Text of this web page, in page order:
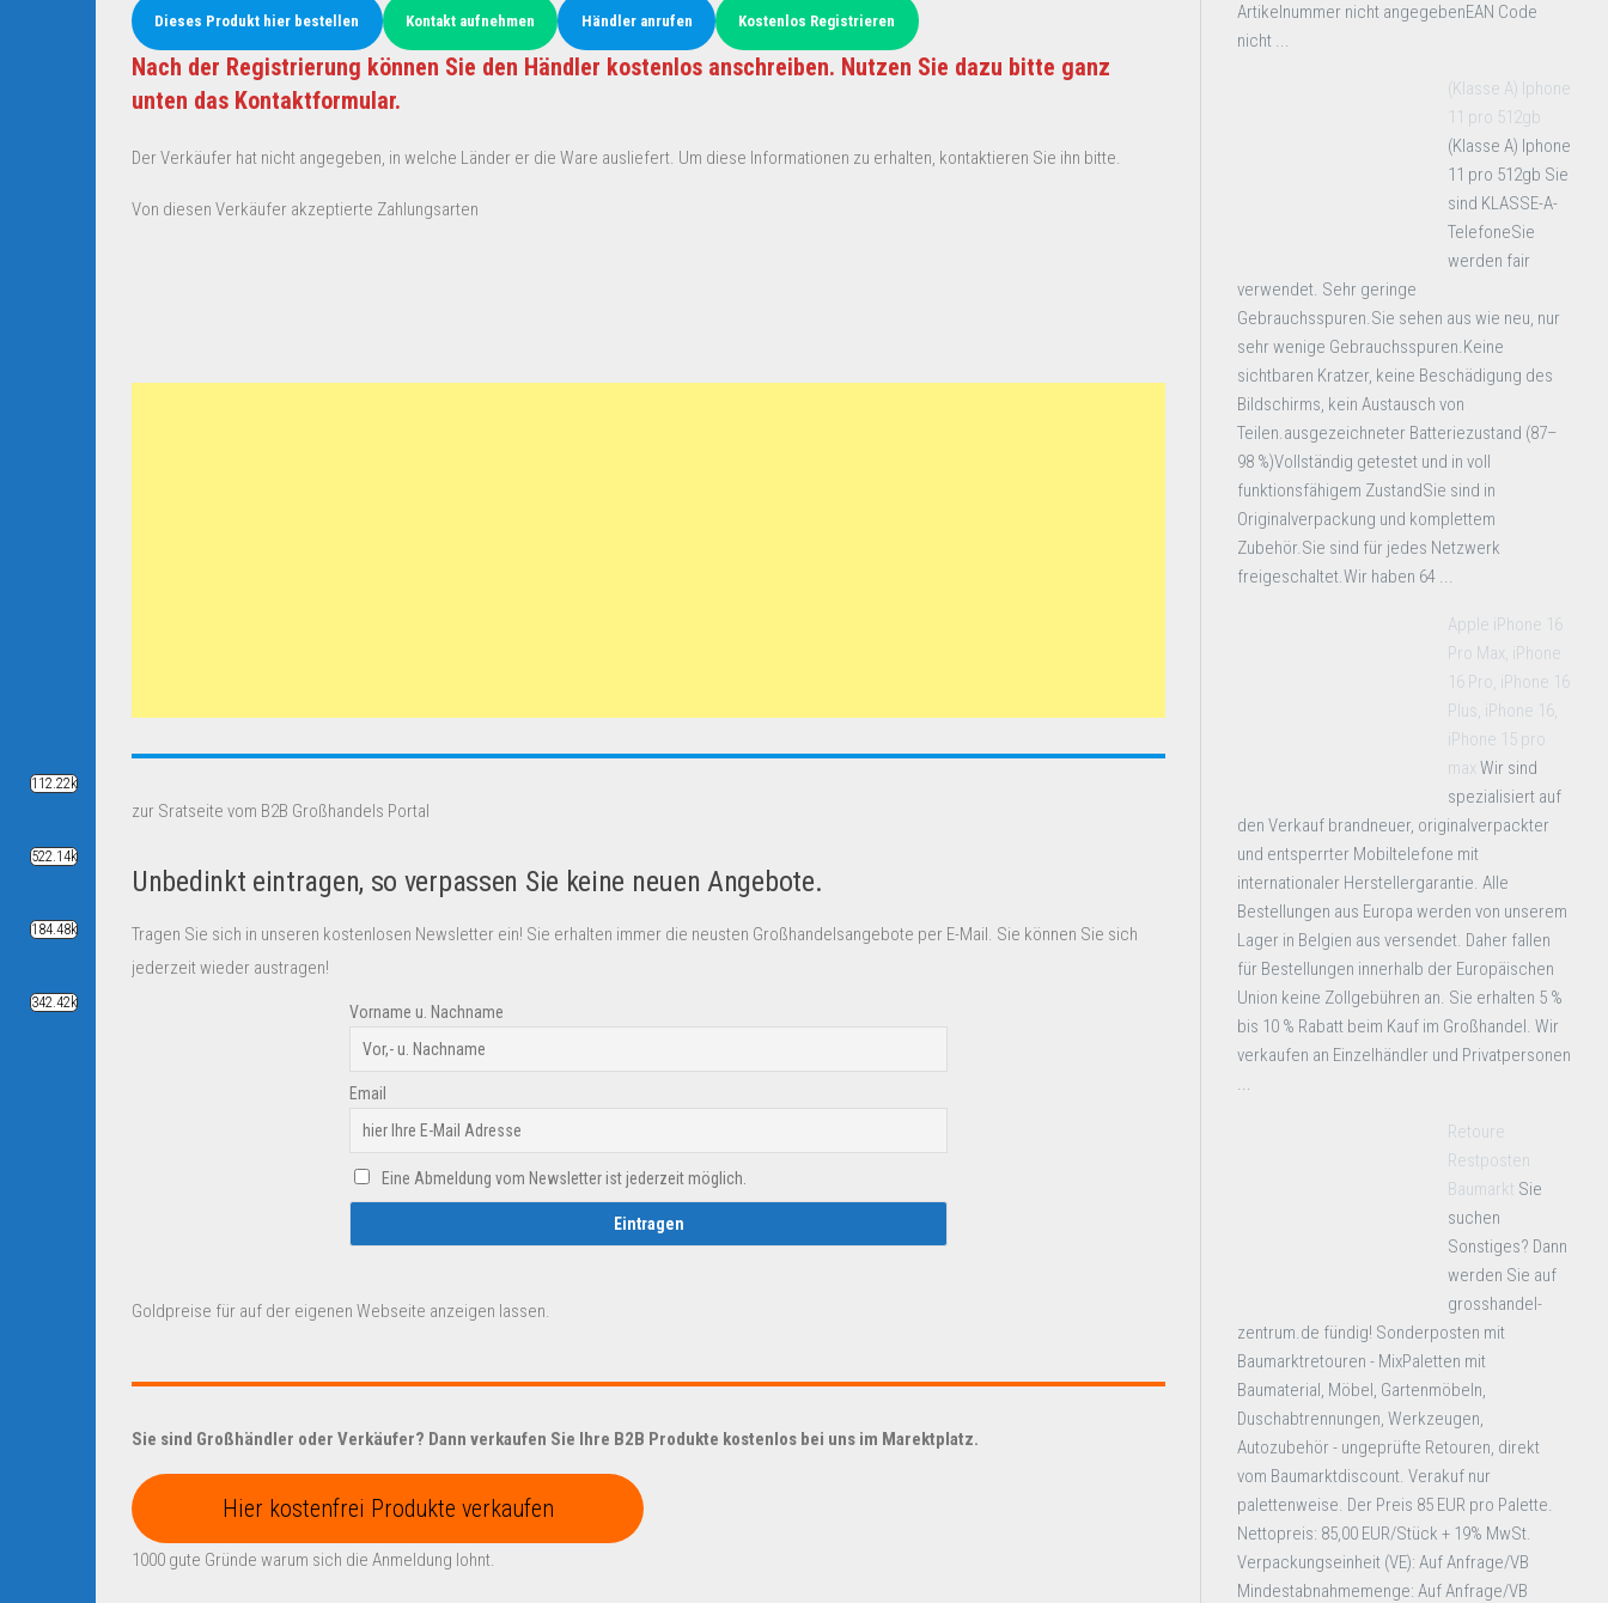
Dieses Produkt hier bestellen Kontakt aufnehmen Händler anrufen Kostenlos Registrieren
Nach der Registrierung können Sie den Händler kostenlos anschreiben. Nutzen Sie dazu bitte ganz
unten das Kontaktformular.
Der Verkäufer hat nicht angegeben, in welche Länder er die Ware ausliefert. Um diese Informationen zu erhalten, kontaktieren Sie ihn bitte.
Von diesen Verkäufer akzeptierte Zahlungsarten
zur Sratseite vom B2B Großhandels Portal
Unbedinkt eintragen, so verpassen Sie keine neuen Angebote.
Tragen Sie sich in unseren kostenlosen Newsletter ein! Sie erhalten immer die neusten Großhandelsangebote per E-Mail. Sie können Sie sich
jederzeit wieder austragen!
Vorname u. Nachname
Email
Eine Abmeldung vom Newsletter ist jederzeit möglich.
Goldpreise für auf der eigenen Webseite anzeigen lassen.
Sie sind Großhändler oder Verkäufer? Dann verkaufen Sie Ihre B2B Produkte kostenlos bei uns im Marektplatz.
Hier kostenfrei Produkte verkaufen
1000 gute Gründe warum sich die Anmeldung lohnt.
Artikelnummer nicht angegebenEAN Code
nicht ...
(Klasse A) Iphone
11 pro 512gb
(Klasse A) Iphone
11 pro 512gb Sie
sind KLASSE-A-
TelefoneSie
werden fair
verwendet. Sehr geringe
Gebrauchsspuren.Sie sehen aus wie neu, nur
sehr wenige Gebrauchsspuren.Keine
sichtbaren Kratzer, keine Beschädigung des
Bildschirms, kein Austausch von
Teilen.ausgezeichneter Batteriezustand (87–
98 %)Vollständig getestet und in voll
funktionsfähigem ZustandSie sind in
Originalverpackung und komplettem
Zubehör.Sie sind für jedes Netzwerk
freigeschaltet.Wir haben 64 ...
Apple iPhone 16
Pro Max, iPhone
16 Pro, iPhone 16
Plus, iPhone 16,
iPhone 15 pro
maxWir sind
spezialisiert auf
den Verkauf brandneuer, originalverpackter
und entsperrter Mobiltelefone mit
internationaler Herstellergarantie. Alle
Bestellungen aus Europa werden von unserem
Lager in Belgien aus versendet. Daher fallen
für Bestellungen innerhalb der Europäischen
Union keine Zollgebühren an. Sie erhalten 5 %
bis 10 % Rabatt beim Kauf im Großhandel. Wir
verkaufen an Einzelhändler und Privatpersonen
...
Retoure
Restposten
Baumarkt Sie
suchen
Sonstiges? Dann
werden Sie auf
grosshandel-
zentrum.de fündig! Sonderposten mit
Baumarktretouren - MixPaletten mit
Baumaterial, Möbel, Gartenmöbeln,
Duschabtrennungen, Werkzeugen,
Autozubehör - ungeprüfte Retouren, direkt
vom Baumarktdiscount. Verakuf nur
palettenweise. Der Preis 85 EUR pro Palette.
Nettopreis: 85,00 EUR/Stück + 19% MwSt.
Verpackungseinheit (VE): Auf Anfrage/VB
Mindestabnahmemenge: Auf Anfrage/VB
112.22k
522.14k
184.48k
342.42k